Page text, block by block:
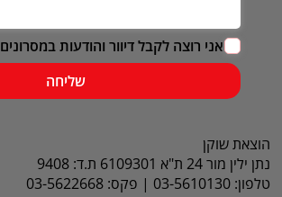
אני רוצה לקבל דיוור והודעות במסרונים
שליחה
הוצאת שוקן
נתן ילין מור 24 ת"א 6109301 ת.ד: 9408
טלפון: 03-5610130 | פקס: 03-5622668